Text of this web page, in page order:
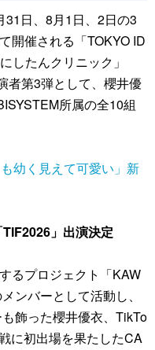
31日、8月1日、2日の3
開催される「TOKYO ID
したんクリニック」
者第3弾として、櫻井優
所属の全10組
幼く見えて可愛い」新
」出演決定
るプロジェクト「KAW
ンバーとして活動し、
飾った櫻井優衣、TikTo
に初出場を果たしたCA